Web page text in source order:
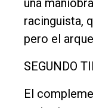
una
racinguista,
pero el
SEGUNDO
El